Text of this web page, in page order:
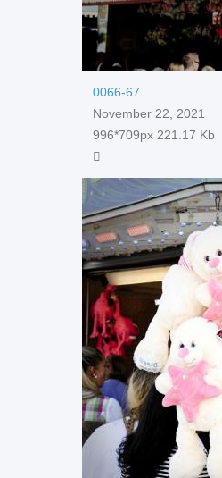
0066-67
November 22, 2021
996*709px 221.17 Kb